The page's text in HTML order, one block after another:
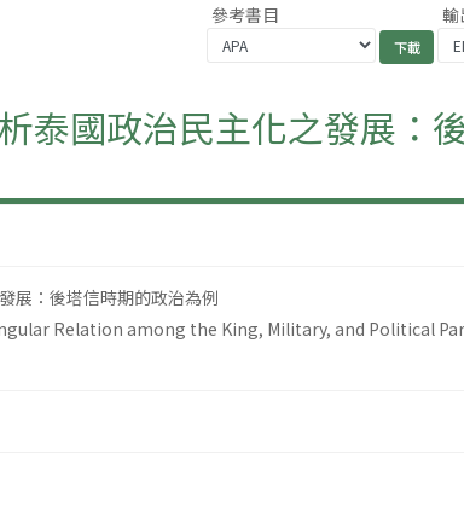
參考書目 輸
泰國政治民主化之發展：
展：後塔信時期的政治為例
Relation among the King, Military, and Political